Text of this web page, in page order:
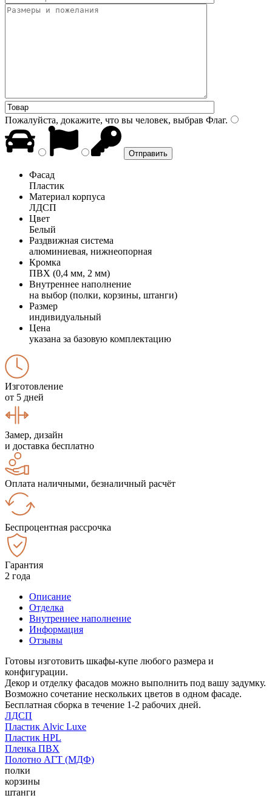
Пожалуйста, докажите, что вы человек, выбрав Флаг.
Фасад
Пластик
Материал корпуса
ЛДСП
Цвет
Белый
Раздвижная система
алюминиевая, нижнеопорная
Кромка
ПВХ (0,4 мм, 2 мм)
Внутреннее наполнение
на выбор (полки, корзины, штанги)
Размер
индивидуальный
Цена
указана за базовую комплектацию
Изготовление
от 5 дней
Замер, дизайн
и доставка бесплатно
Оплата наличными, безналичный расчёт
Беспроцентная рассрочка
Гарантия
2 года
Описание
Отделка
Внутреннее наполнение
Информация
Отзывы
Готовы изготовить шкафы-купе любого размера и
конфигурации.
Декор и отделку фасадов можно выполнить под вашу задумку.
Возможно сочетание нескольких цветов в одном фасаде.
Бесплатная сборка в течение 1-2 рабочих дней.
ЛДСП
Пластик Alvic Luxe
Пластик HPL
Пленка ПВХ
Полотно АГТ (МДФ)
полки
корзины
штанги